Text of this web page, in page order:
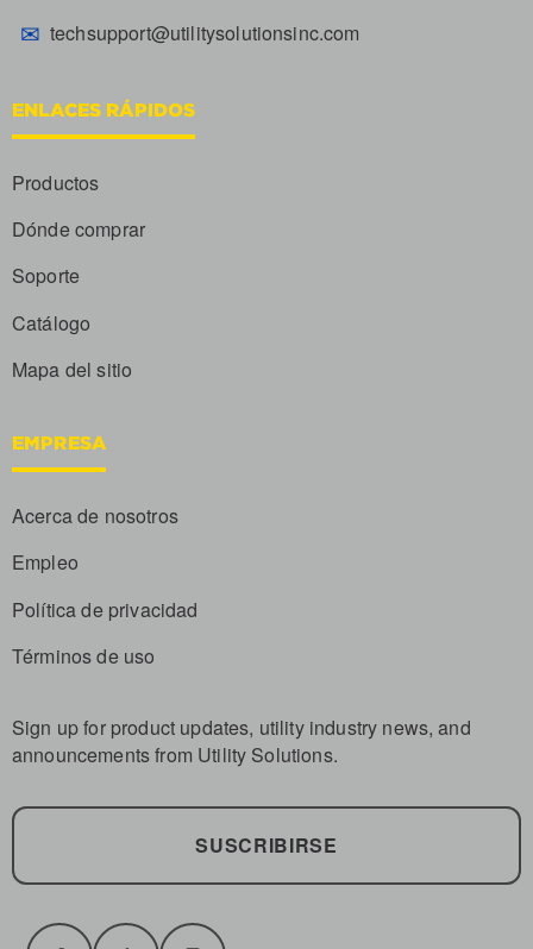
✉ techsupport@utilitysolutionsinc.com
ENLACES RÁPIDOS
Productos
Dónde comprar
Soporte
Catálogo
Mapa del sitio
EMPRESA
Acerca de nosotros
Empleo
Política de privacidad
Términos de uso
Sign up for product updates, utility industry news, and
announcements from Utility Solutions.
SUSCRIBIRSE